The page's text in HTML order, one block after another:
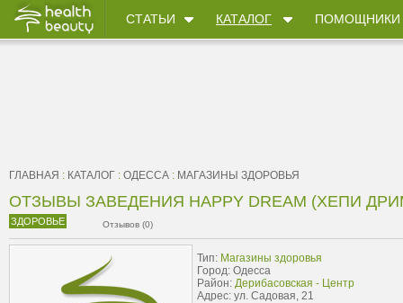
СТАТЬИ КАТАЛОГ ПОМОЩНИКИ
ГЛАВНАЯ : КАТАЛОГ : ОДЕССА : МАГАЗИНЫ ЗДОРОВЬЯ
ОТЗЫВЫ ЗАВЕДЕНИЯ HAPPY DREAM (ХЕПИ
ЗДОРОВЬЕ Отзывов (0)
Тип: Магазины здоровья
Город: Одесса
Район: Дерибасовская - Центр
Адрес: ул. Садовая, 21